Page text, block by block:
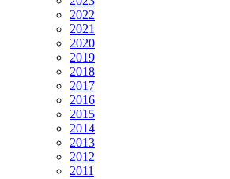
2022
2021
2020
2019
2018
2017
2016
2015
2014
2013
2012
2011